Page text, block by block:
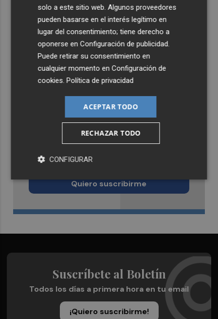
Castellón Plaza en tu correo
Quiero suscribirme
Suscríbete al Boletín
Todos los días a primera hora en tu email
¡Quiero suscribirme!
solo a este sitio web. Algunos proveedores
pueden basarse en el interés legítimo en
lugar del consentimiento; tiene derecho a
oponerse enConfiguración de publicidad.
Puede retirar su consentimiento en
cualquier momento enConfiguración de
cookies.Política de privacidad
ACEPTAR TODO
RECHAZAR TODO
CONFIGURAR